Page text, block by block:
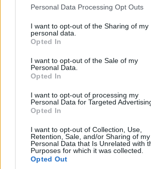
Please note that this website/app uses
not limited to your visit or usage
grant or deny consent to Google and its
use your data for below specified
consent section.
Personal Data Processing Opt Outs
I want to opt-out of the Sharing of my
personal data.
Opted In
I want to opt-out of the Sale of my
Personal Data.
Opted In
I want to opt-out of processing my
Personal Data for Targeted
Opted In
I want to opt-out of Collection, Use,
Retention, Sale, and/or Sharing of my
Personal Data that Is Unrelated with
Purposes for which it was collected.
Opted Out